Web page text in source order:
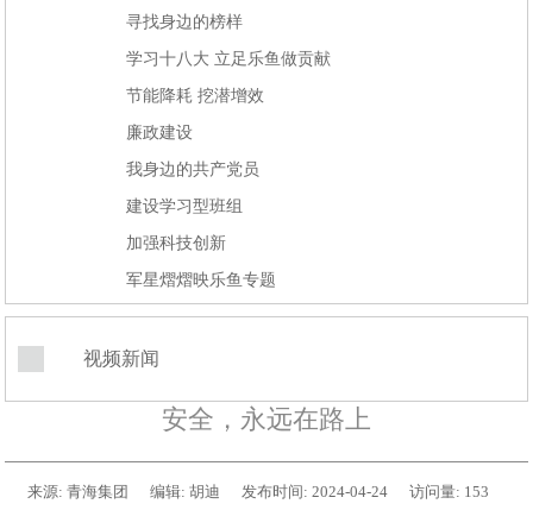
寻找身边的榜样
学习十八大 立足乐鱼做贡献
节能降耗 挖潜增效
廉政建设
我身边的共产党员
建设学习型班组
加强科技创新
军星熠熠映乐鱼专题
视频新闻
安全，永远在路上
来源: 青海集团 编辑: 胡迪 发布时间: 2024-04-24 访问量: 153